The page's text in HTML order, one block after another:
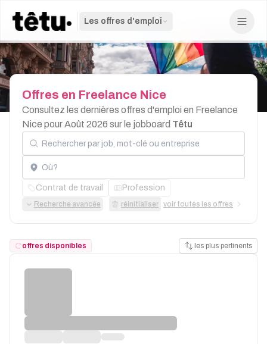
Les offres d'emploi
Offres en Freelance Nice
Consultez les dernières offres d'emploi en Freelance
Nice pour Août 2026 sur le jobboard Têtu
Rechercher par job, mot-clé ou entreprise
Localisation
Contrat de travail Profession
Recherche avancée réinitialiser voir toutes les offres
offres disponibles les plus pertinents